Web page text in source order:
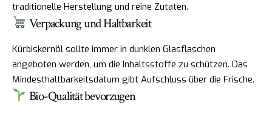
traditionelle Herstellung und reine Zutaten.
Verpackung und Haltbarkeit
Kürbiskernöl sollte immer in dunklen Glasflaschen
angeboten werden, um die Inhaltsstoffe zu schützen. Das
Mindesthaltbarkeitsdatum gibt Aufschluss über die Frische.
Bio-Qualität bevorzugen